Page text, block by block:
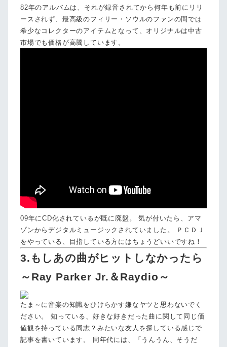
82年のアルバムは、それが録音されてから何年も前にリリ
ースされず、最高級のフィリー・ソウルのファンの間では
希少なコレクターのアイテムとなって、オリジナルは中古
市場でも価格が高騰しています。
09年にCD化されているが既に廃盤。 気が付いたら、アマ
ゾンからデジタルミュージックされていました。 ＰＣＤＪ
をやっている、目指している方にはちょうどいいですね！
3.もしあの曲がヒットしなかったら
～Ray Parker Jr.＆Raydio～
たま～に音楽の知識をひけらかす嫌なヤツと思わないでく
ださい。 知っている、好きな好きだった曲に関して同じ価
値観を持っている同志？みたいな友人を探している感じで
記事を書いています。 同年代には、「うんうん、そうだ